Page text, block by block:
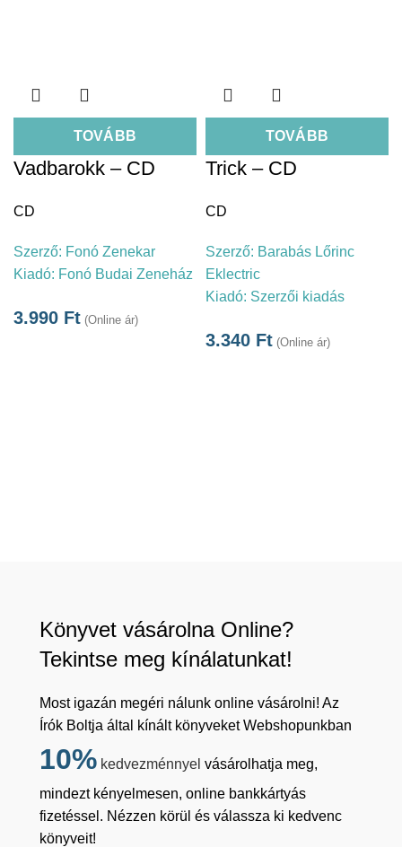
TOVÁBB
Vadbarokk – CD
CD
Szerző: Fonó Zenekar
Kiadó: Fonó Budai Zeneház
3.990 Ft (Online ár)
TOVÁBB
Trick – CD
CD
Szerző: Barabás Lőrinc
Eklectric
Kiadó: Szerzői kiadás
3.340 Ft (Online ár)
Könyvet vásárolna Online?
Tekintse meg kínálatunkat!
Most igazán megéri nálunk online vásárolni! Az
Írók Boltja által kínált könyveket Webshopunkban
10% kedvezménnyel vásárolhatja meg,
mindezt kényelmesen, online bankkártyás
fizetéssel. Nézzen körül és válassza ki kedvenc
könyveit!